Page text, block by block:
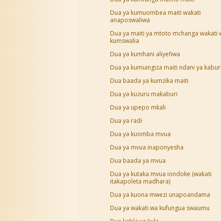
Dua ya kumuombea maiti wakati
anaposwaliwa
Dua ya maiti ya mtoto mchanga wakati
kumswalia
Dua ya kumhani aliyefiwa
Dua ya kumuingiza maiti ndani ya
Dua baada ya kumzika maiti
Dua ya kuzuru makaburi
Dua ya upepo mkali
Dua ya radi
Dua ya kuomba mvua
Dua ya mvua inaponyesha
Dua baada ya mvua
Dua ya kutaka mvua iondoke (wakati
itakapoleta madhara)
Dua ya kuona mwezi unapoandama
Dua ya wakati wa kufungua swaumu